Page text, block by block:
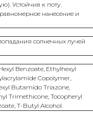
Устойчив к поту.
нанесение и
солнечных лучей
Benzoate, Ethylhexyl
Copolymer,
Butamido Triazone,
Trimethicone, Tocopheryl
T-Butyl Alcohol.